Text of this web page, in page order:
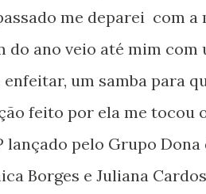
do ano veio até mim com
enfeitar, um samba para
feito por ela me tocou
lançado pelo Grupo
Borges e Juliana